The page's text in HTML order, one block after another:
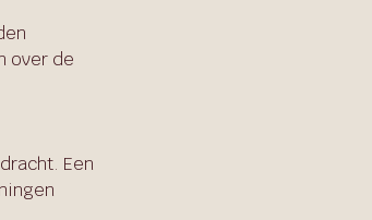
over de
Een